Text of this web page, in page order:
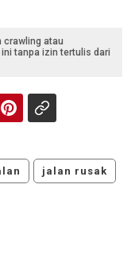
crawling atau
tanpa izin tertulis dari
jalan rusak